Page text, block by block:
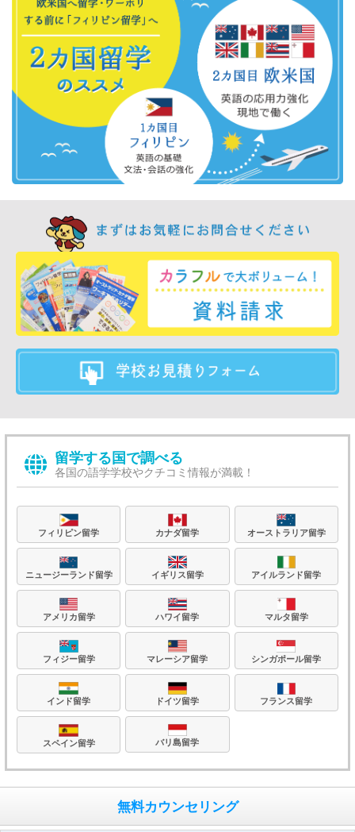
留学する国で調べる
各国の語学学校やクチコミ情報が満載！
フィリピン留学 カナダ留学 オーストラリア留学
ニュージーランド留学 イギリス留学 アイルランド留学
アメリカ留学 ハワイ留学 マルタ留学
フィジー留学 マレーシア留学 シンガポール留学
インド留学 ドイツ留学 フランス留学
スペイン留学 バリ島留学
無料カウンセリング